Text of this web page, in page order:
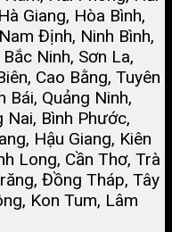
Giang, Hòa Bình,
Định, Ninh Bình,
Ninh, Sơn La,
Cao Bằng, Tuyên
Bái, Quảng Ninh,
Nai, Bình Phước,
Hậu Giang, Kiên
Long, Cần Thơ, Trà
Đồng Tháp, Tây
Kon Tum, Lâm